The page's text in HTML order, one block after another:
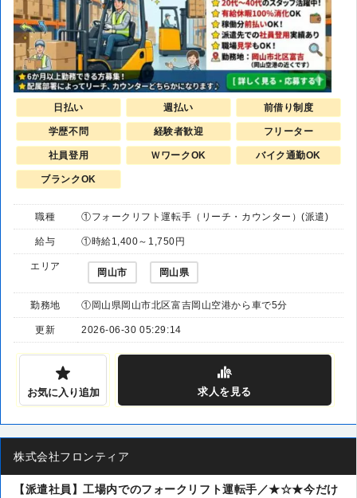
日払い 週払い 前借り制度
学歴不問 経験者歓迎 フリーター
社員登用 ＷワークOK バイク通勤OK
ブランクOK
職種 ①フォークリフト運転手（リーチ・カウンター）(派遣)
給与 ①時給1,400～1,750円
エリア
岡山市 岡山県
勤務地 ①岡山県岡山市北区富吉岡山空港から車で5分
更新 2026-06-30 05:29:14
お気に入り追加 求人を見る
株式会社フロンティア
【派遣社員】工場内でのフォークリフト運転手／★☆★今だけ